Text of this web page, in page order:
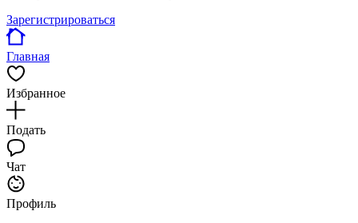
Зарегистрироваться
Главная
Избранное
Подать
Чат
Профиль